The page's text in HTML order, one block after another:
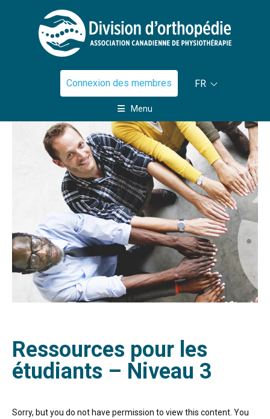
Connexion des membres FR
Menu
Ressources pour les
étudiants – Niveau 3
Sorry, but you do not have permission to view this content. You